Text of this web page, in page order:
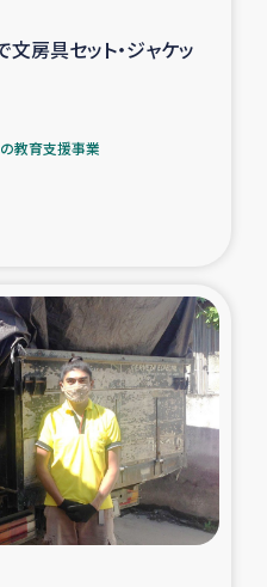
民への教育支援事業
宅被災者支援
隊の活動
・農業復興支援
興支援
房具セット・ジャケッ
教育支援事業